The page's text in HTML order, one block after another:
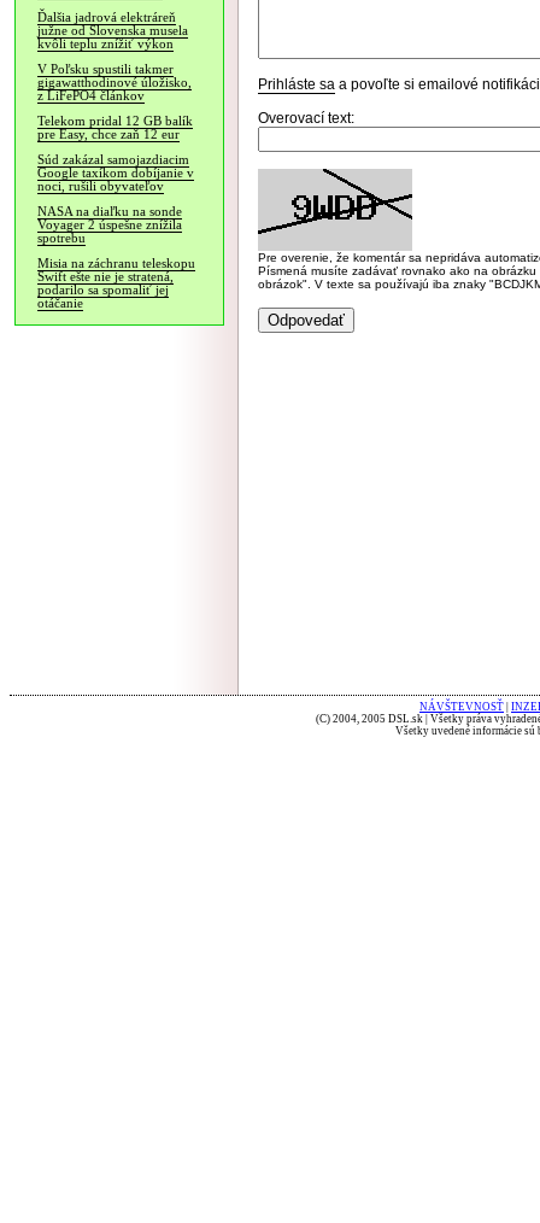
Ďalšia jadrová elektráreň
južne od Slovenska musela
kvôli teplu znížiť výkon
V Poľsku spustili takmer
gigawatthodinové úložisko,
z LiFePO4 článkov
Telekom pridal 12 GB balík
pre Easy, chce zaň 12 eur
Súd zakázal samojazdiacim
Google taxíkom dobíjanie v
noci, rušili obyvateľov
NASA na diaľku na sonde
Voyager 2 úspešne znížila
spotrebu
Misia na záchranu teleskopu
Swift ešte nie je stratená,
podarilo sa spomaliť jej
otáčanie
Prihláste sa a povoľte si emailové
Overovací text:
Pre overenie, že komentár sa nepridáva
Písmená musíte zadávať rovnako ako na
obrázok". V texte sa používajú iba znaky
NÁVŠTEVNOSŤ
(C) 2004, 2005 DSL.sk | Všetky práva
Všetky uvedené informácie sú